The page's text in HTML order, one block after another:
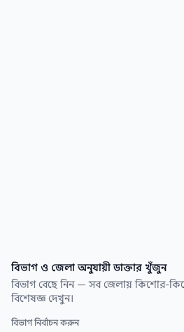
বিভাগ ও জেলা অনুযায়ী ডাক্তার খুঁজুন
বিভাগ বেছে নিন — সব জেলায় কিশোর-
বিশেষজ্ঞ দেখুন।
বিভাগ নির্বাচন করুন